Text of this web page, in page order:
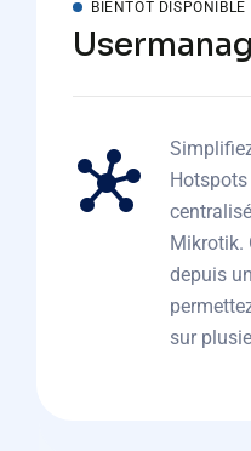
BIENTÔT DISPONIBLE
Mikrotik.
depuis
sur